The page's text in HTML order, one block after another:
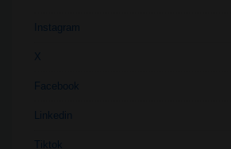
Instagram
X
Facebook
Linkedin
Tiktok